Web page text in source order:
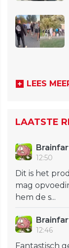
LEES
LAATSTE
12:50
Dit is het
mag
hem de s...
12:46
Fantastisch